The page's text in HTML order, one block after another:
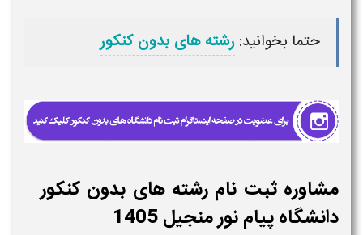
حتما بخوانید:رشته های بدون کنکور
مشاوره ثبت نام رشته های بدون کنکور
دانشگاه پیام نور منجیل 1405